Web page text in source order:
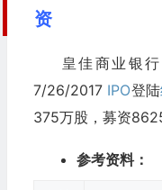
资
皇佳商业银行
7/26/2017 IPO登陆
375万股，募资
参考资料：